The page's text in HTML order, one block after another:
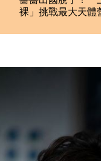
裸」挑戰最大天